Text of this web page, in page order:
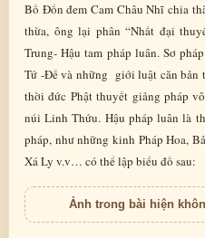
Bố Đốn đem Cam Châu Nhĩ chia
thừa, ông lại phân “Nhất đại
Trung- Hậu tam pháp luân. Sơ
Tứ -Đế và những giới luật căn bản
thời đức Phật thuyết giảng pháp
núi Linh Thứu. Hậu pháp luân là
pháp, như những kinh Pháp Hoa,
Xá Ly v.v… có thể lập biểu đồ sau:
Ảnh trong bài hiện